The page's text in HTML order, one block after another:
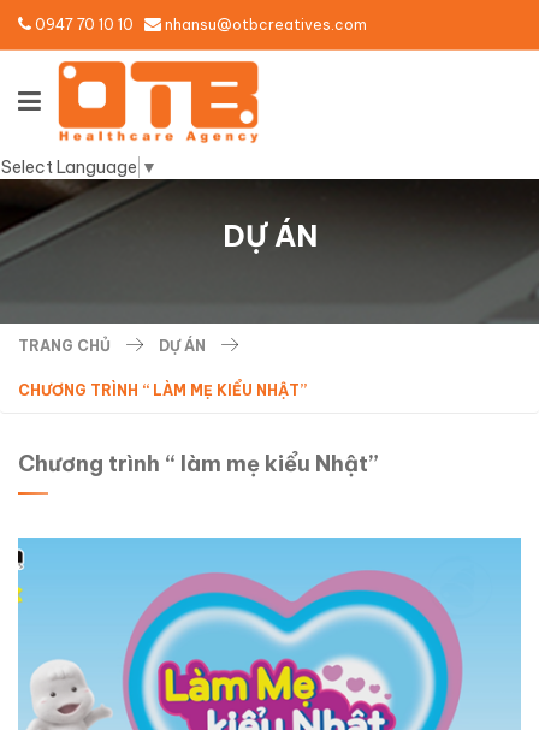
0947 70 10 10 nhansu@otbcreatives.com
Select Language ▼
DỰ ÁN
TRANG CHỦ DỰ ÁN
CHƯƠNG TRÌNH “ LÀM MẸ KIỂU NHẬT”
Chương trình “ làm mẹ kiểu Nhật”